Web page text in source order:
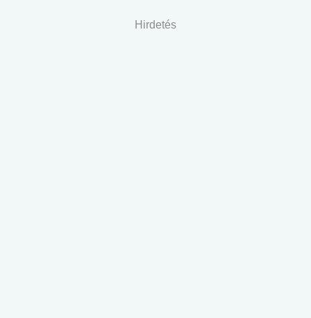
Hirdetés